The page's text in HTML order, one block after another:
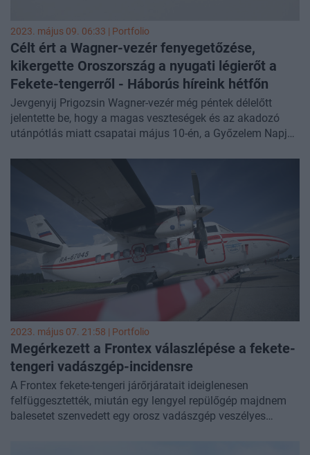
2023. május 09. 06:33 | Portfolio
Célt ért a Wagner-vezér fenyegetőzése,
kikergette Oroszország a nyugati légierőt a
Fekete-tengerről - Háborús híreink hétfőn
Jevgenyij Prigozsin Wagner-vezér még péntek délelőtt
jelentette be, hogy a magas veszteségek és az akadozó
utánpótlás miatt csapatai május 10-én, a Győzelem Napja
átadják az eddig elfoglalt területeket az orosz reguláris
erőknek. Úgy tűnik, a zsoldosok fenyegetőzése célt ért:
Moszkva ígéretet tett az utánpótlási gondok orvoslására,
és valóban nem úgy tűnik, mintha a magánhadsereg
vissza tervezne vonulni a Donbaszból. Mindeközben
vasárnap este a Fekete-tenger fölött egy orosz SZU-35-ös
vadászgép annyira megközelített egy, az Európai Határ- és
Partvédelmi Ügynökség (Frontex) kötelékébe tartozó
lengyel gépet, hogy az majdnem lezuhant. A Frontex
ideiglenesen felfüggesztette a járőrözést a térségben.
legfontosabb híreivel.
2023. május 07. 21:58 | Portfolio
Megérkezett a Frontex válaszlépése a fekete-
tengeri vadászgép-incidensre
A Frontex fekete-tengeri járőrjáratait ideiglenesen
felfüggesztették, miután egy lengyel repülőgép majdnem
balesetet szenvedett egy orosz vadászgép veszélyes